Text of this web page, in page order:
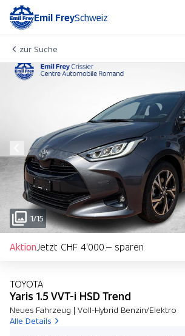
Emil FreySchweiz
zur Suche
1/15
AktionJetzt CHF 4'000.– sparen
TOYOTA
Yaris 1.5 VVT-i HSD Trend
Neues Fahrzeug | Voll-Hybrid Benzin/Elektro
Alle Details